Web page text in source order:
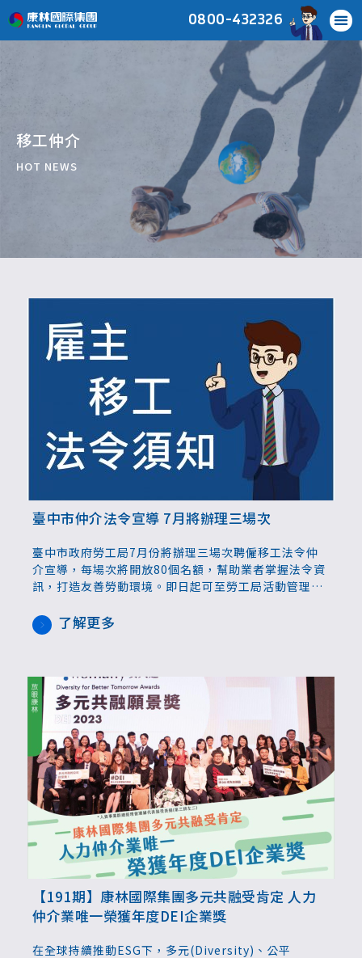
0800-432326
移工仲介
HOT NEWS
臺中市仲介法令宣導 7月將辦理三場次
臺中市政府勞工局7月份將辦理三場次聘僱移工法令仲
介宣導，每場次將開放80個名額，幫助業者掌握法令資
訊，打造友善勞動環境。即日起可至勞工局活動管理系
（https://lbms2.taichung.gov.tw/new/NewAdvocacy）
報名。
了解更多
【191期】康林國際集團多元共融受肯定 人力
仲介業唯一榮獲年度DEI企業獎
在全球持續推動ESG下，多元(Diversity)、公平